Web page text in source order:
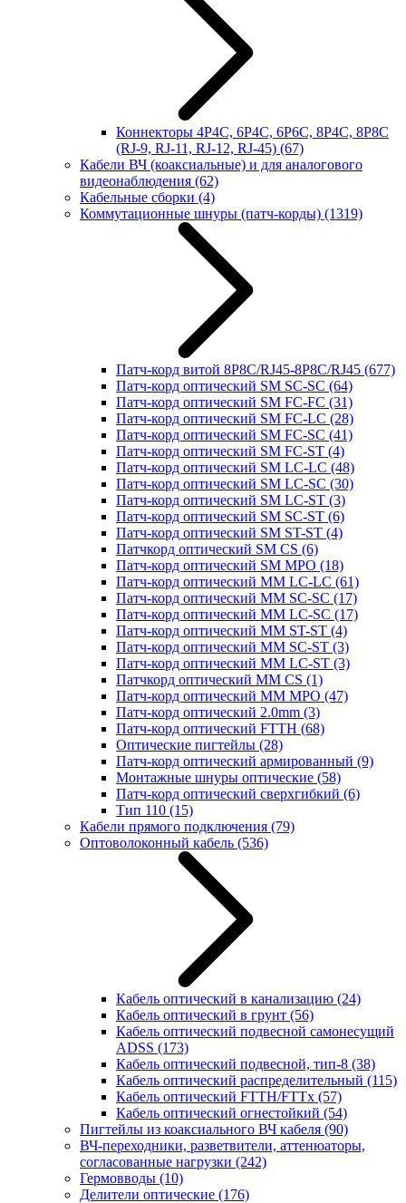
Коннекторы 4P4C, 6P4C, 6P6C, 8P4C, 8P8C
(RJ-9, RJ-11, RJ-12, RJ-45) (67)
Кабели ВЧ (коаксиальные) и для аналогового
видеонаблюдения (62)
Кабельные сборки (4)
Коммутационные шнуры (патч-корды) (1319)
Патч-корд витой 8P8C/RJ45-8P8C/RJ45 (677)
Патч-корд оптический SM SC-SC (64)
Патч-корд оптический SM FC-FC (31)
Патч-корд оптический SM FC-LC (28)
Патч-корд оптический SM FC-SC (41)
Патч-корд оптический SM FC-ST (4)
Патч-корд оптический SM LC-LC (48)
Патч-корд оптический SM LC-SC (30)
Патч-корд оптический SM LC-ST (3)
Патч-корд оптический SM SC-ST (6)
Патч-корд оптический SM ST-ST (4)
Патчкорд оптический SM CS (6)
Патч-корд оптический SM MPO (18)
Патч-корд оптический MM LC-LC (61)
Патч-корд оптический MM SC-SC (17)
Патч-корд оптический MM LC-SC (17)
Патч-корд оптический MM ST-ST (4)
Патч-корд оптический MM SC-ST (3)
Патч-корд оптический MM LC-ST (3)
Патчкорд оптический MM CS (1)
Патч-корд оптический MM MPO (47)
Патч-корд оптический 2.0mm (3)
Патч-корд оптический FTTH (68)
Оптические пигтейлы (28)
Патч-корд оптический армированный (9)
Монтажные шнуры оптические (58)
Патч-корд оптический сверхгибкий (6)
Тип 110 (15)
Кабели прямого подключения (79)
Оптоволоконный кабель (536)
Кабель оптический в канализацию (24)
Кабель оптический в грунт (56)
Кабель оптический подвесной самонесущий
ADSS (173)
Кабель оптический подвесной, тип-8 (38)
Кабель оптический распределительный (115)
Кабель оптический FTTH/FTTx (57)
Кабель оптический огнестойкий (54)
Пигтейлы из коаксиального ВЧ кабеля (90)
ВЧ-переходники, разветвители, аттенюаторы,
согласованные нагрузки (242)
Гермовводы (10)
Делители оптические (176)